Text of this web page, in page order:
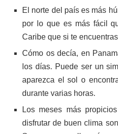
El norte del país es más
por lo que es más fácil
Caribe que si te
Cómo os decía, en
los días. Puede ser un
aparezca el sol o
durante varias horas.
Los meses más
disfrutar de buen clima